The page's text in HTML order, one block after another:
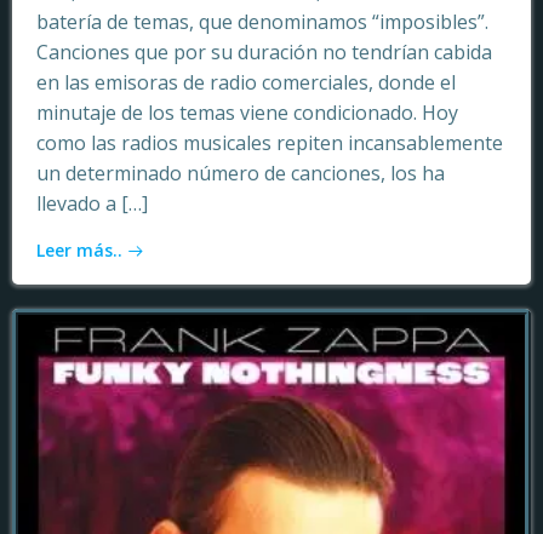
batería de temas, que denominamos “imposibles”.
Canciones que por su duración no tendrían cabida
en las emisoras de radio comerciales, donde el
minutaje de los temas viene condicionado. Hoy
como las radios musicales repiten incansablemente
un determinado número de canciones, los ha
llevado a […]
Leer más..